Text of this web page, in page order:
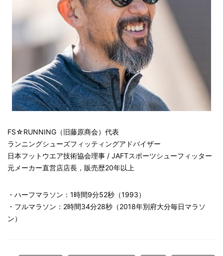
FS☆RUNNING（旧藤原商会）代表
ランニングシューズフィッティングアドバイザー
日本フットウエア技術協会理事 / JAFTスポーツシューフィッター
元メーカー直営店店長，販売歴20年以上
・ハーフマラソン：1時間9分52秒（1993）
・フルマラソン：2時間34分28秒（2018年別府大分毎日マラソ
ン）